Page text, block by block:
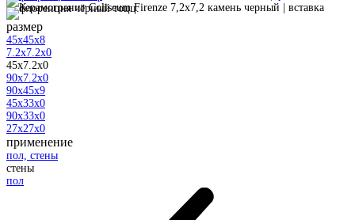
размер
45x45x8
7.2x7.2x0
45x7.2x0
90x7.2x0
90x45x9
45x33x0
90x33x0
27x27x0
применение
пол, стены
стены
пол